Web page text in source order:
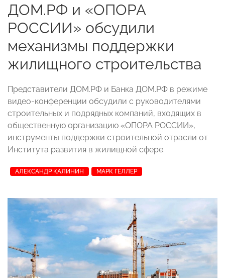
ДОМ.РФ и «ОПОРА
РОССИИ» обсудили
механизмы поддержки
жилищного строительства
Представители ДОМ.РФ и Банка ДОМ.РФ в режиме
видео-конференции обсудили с руководителями
строительных и подрядных компаний, входящих в
общественную организацию «ОПОРА РОССИИ»,
инструменты поддержки строительной отрасли от
Института развития в жилищной сфере.
АЛЕКСАНДР КАЛИНИН МАРК ГЕЛЛЕР